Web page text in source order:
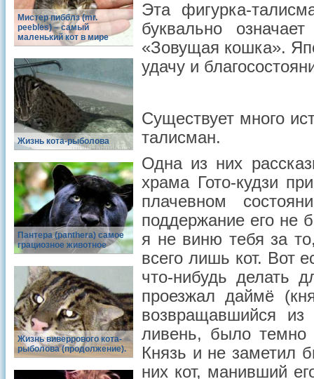
Мистер пибблз (mr.
peebles) – самый
маленький кот в мире
Жизнь кота-рыболова
Пантера (panthera) самое
грациозное животное
Жизнь виверрового кота-
рыболова (продолжение).
Эта фигурка-
буквально
«Зовущая кошка».
удачу и
Существует много
талисман.
Одна из них
храма Гото-кудзи
плачевном
поддержание его не
я не виню тебя за
всего лишь кот. Вот
что-нибудь делать
проезжал даймё
возвращавшийся
ливень, было темно
Князь и не заметил
них кот, манивший